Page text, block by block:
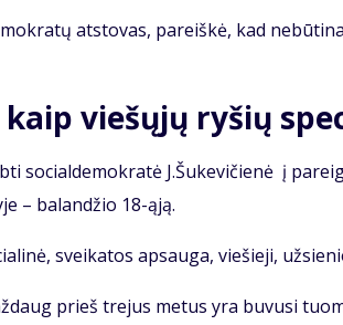
at­sto­vas, pa­reiš­kė, kad
vie­šų­jų ry­šių
so­cial­de­mok­ra­tė J.Šu­ke­vi­čie­nė į
– ba­lan­džio 18-ąją.
svei­ka­tos ap­sau­ga, vie­šie­ji,
prieš tre­jus me­tus yra bu­vu­si